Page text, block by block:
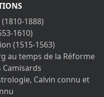
1888)
1610)
(1515-1563)
au temps de la Réforme
Camisards
Calvin connu et